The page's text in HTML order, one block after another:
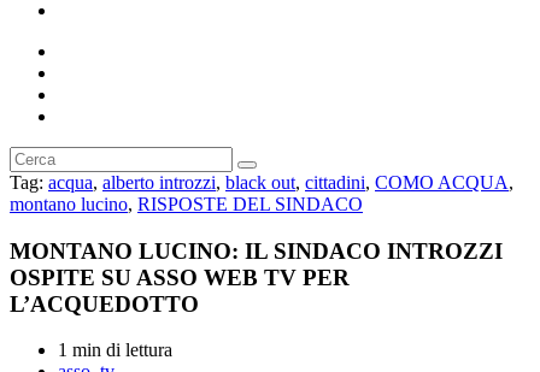
Cerca
nel
sito
Tag: acqua, alberto introzzi, black out, cittadini, COMO ACQUA,
montano lucino, RISPOSTE DEL SINDACO
MONTANO LUCINO: IL SINDACO INTROZZI
OSPITE SU ASSO WEB TV PER
L’ACQUEDOTTO
Tempo
1 min di lettura